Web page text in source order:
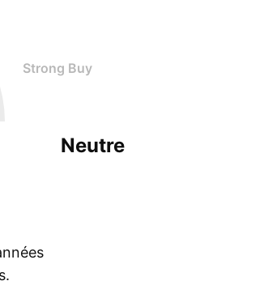
Strong Buy
Neutre